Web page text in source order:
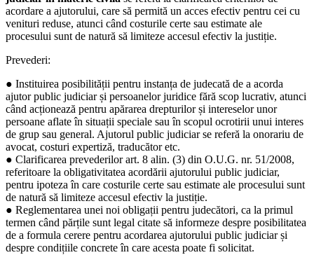
acordare a ajutorului, care să permită un acces efectiv pentru cei cu
venituri reduse, atunci când costurile certe sau estimate ale
procesului sunt de natură să limiteze accesul efectiv la justiție.
Prevederi:
● Instituirea posibilității pentru instanța de judecată de a acorda
ajutor public judiciar și persoanelor juridice fără scop lucrativ, atunci
când acționează pentru apărarea drepturilor și intereselor unor
persoane aflate în situații speciale sau în scopul ocrotirii unui interes
de grup sau general. Ajutorul public judiciar se referă la onorariu de
avocat, costuri expertiză, traducător etc.
● Clarificarea prevederilor art. 8 alin. (3) din O.U.G. nr. 51/2008,
referitoare la obligativitatea acordării ajutorului public judiciar,
pentru ipoteza în care costurile certe sau estimate ale procesului sunt
de natură să limiteze accesul efectiv la justiție.
● Reglementarea unei noi obligații pentru judecători, ca la primul
termen când părțile sunt legal citate să informeze despre posibilitatea
de a formula cerere pentru acordarea ajutorului public judiciar și
despre condițiile concrete în care acesta poate fi solicitat.